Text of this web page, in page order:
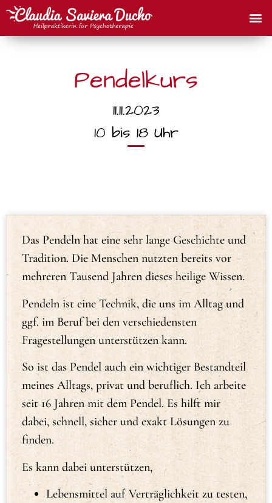
Pendelkurs
11.11.2023
10 bis 18 Uhr
Das Pendeln hat eine sehr lange Geschichte und
Tradition. Die Menschen nutzten bereits vor
mehreren Tausend Jahren dieses heilige Wissen.
Pendeln ist eine Technik, die uns im Alltag und
ggf. im Beruf bei den verschiedensten
Fragestellungen unterstützen kann.
So ist das Pendel auch ein wichtiger Bestandteil
meines Alltags, privat und beruflich. Ich arbeite
seit 16 Jahren mit dem Pendel. Es hilft mir
dabei, schnell, sicher und exakt Lösungen zu
finden.
Es kann dabei unterstützen,
Lebensmittel auf Verträglichkeit zu testen,